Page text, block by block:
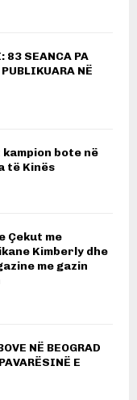
83 SEANCA PA
NË
kampion bote në
të Kinës
Çekut me
Kimberly dhe
me gazin
NË BEOGRAD
E